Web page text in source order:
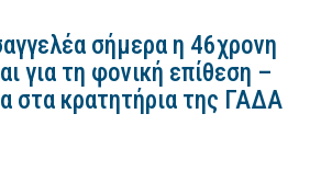
σήμερα η 46χρονη
για τη φονική επίθεση –
στα κρατητήρια της ΓΑΔΑ